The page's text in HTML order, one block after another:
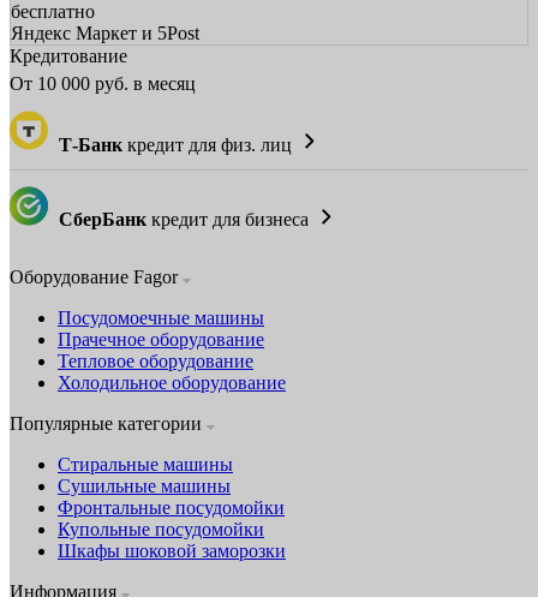
бесплатно
Яндекс Маркет и 5Post
Кредитование
От 10 000 руб. в месяц
Т-Банк кредит для физ. лиц
СберБанк кредит для бизнеса
Оборудование Fagor
Посудомоечные машины
Прачечное оборудование
Тепловое оборудование
Холодильное оборудование
Популярные категории
Стиральные машины
Сушильные машины
Фронтальные посудомойки
Купольные посудомойки
Шкафы шоковой заморозки
Информация